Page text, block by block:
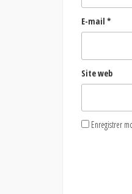
E-mail *
Site web
Enregistrer